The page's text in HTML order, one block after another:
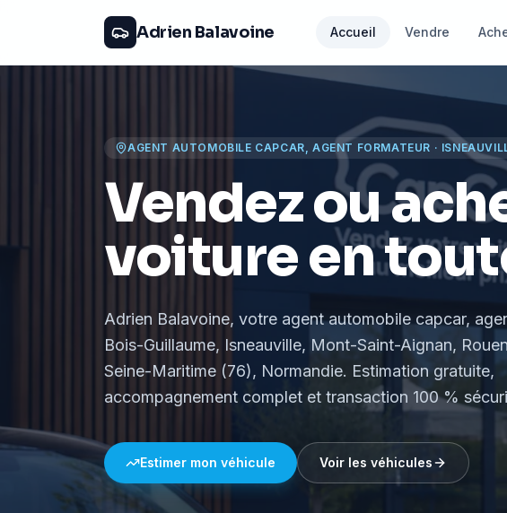
Adrien Balavoine Accueil Vendre
AGENT AUTOMOBILE CAPCAR, AGENT FORMATEUR ·
Vendez ou
voiture en
Adrien Balavoine, votre agent automobile capcar,
Bois-Guillaume, Isneauville, Mont-Saint-Aignan,
Seine-Maritime (76), Normandie. Estimation gratuite,
accompagnement complet et transaction 100 %
Estimer mon véhicule Voir les véhicules